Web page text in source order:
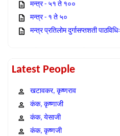
मन्त्र - ५१ ते १००
मन्त्र - १ ते ५०
मन्त्र प्रतिलोम दुर्गासप्तशती पाठविधिः
Latest People
खटावकर, कृष्णराव
कंक, कृष्णाजी
कंक, येसाजी
कंक, कृष्णजी